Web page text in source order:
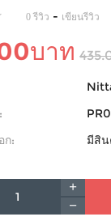
0 รีวิว - เขียนรีวิว
บาท
ก:
มีสิน